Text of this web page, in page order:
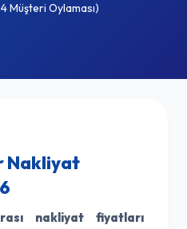
Müşteri Oylaması)
Nakliyat
nakliyat fiyatları